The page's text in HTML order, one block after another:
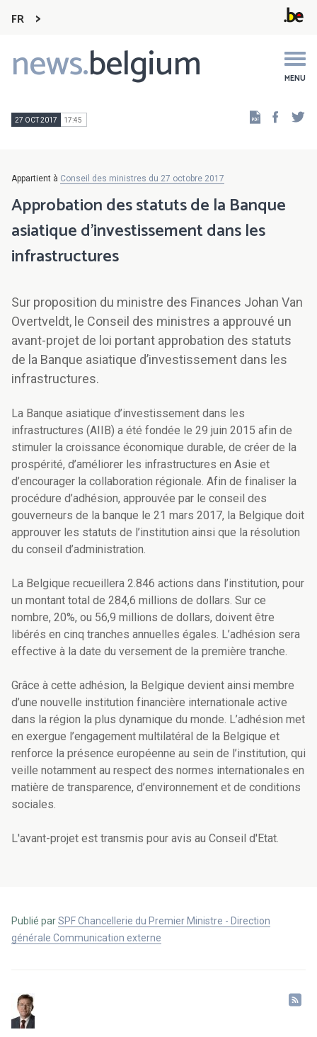
FR
news.belgium MENU
Main
navigation
27 OCT 2017 17:45
Appartient à Conseil des ministres du 27 octobre 2017
Approbation des statuts de la Banque
asiatique d’investissement dans les
infrastructures
Sur proposition du ministre des Finances Johan Van
Overtveldt, le Conseil des ministres a approuvé un
avant-projet de loi portant approbation des statuts
de la Banque asiatique d’investissement dans les
infrastructures.
La Banque asiatique d’investissement dans les
infrastructures (AIIB) a été fondée le 29 juin 2015 afin de
stimuler la croissance économique durable, de créer de la
prospérité, d’améliorer les infrastructures en Asie et
d’encourager la collaboration régionale. Afin de finaliser la
procédure d’adhésion, approuvée par le conseil des
gouverneurs de la banque le 21 mars 2017, la Belgique doit
approuver les statuts de l’institution ainsi que la résolution
du conseil d’administration.
La Belgique recueillera 2.846 actions dans l’institution, pour
un montant total de 284,6 millions de dollars. Sur ce
nombre, 20%, ou 56,9 millions de dollars, doivent être
libérés en cinq tranches annuelles égales. L’adhésion sera
effective à la date du versement de la première tranche.
Grâce à cette adhésion, la Belgique devient ainsi membre
d’une nouvelle institution financière internationale active
dans la région la plus dynamique du monde. L’adhésion met
en exergue l’engagement multilatéral de la Belgique et
renforce la présence européenne au sein de l’institution, qui
veille notamment au respect des normes internationales en
matière de transparence, d’environnement et de conditions
sociales.
L'avant-projet est transmis pour avis au Conseil d'Etat.
Publié parSPF Chancellerie du Premier Ministre - Direction
générale Communication externe